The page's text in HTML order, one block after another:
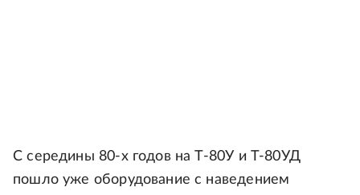
С середины 80-х годов на Т-80У и Т-80УД
пошло уже оборудование с наведением